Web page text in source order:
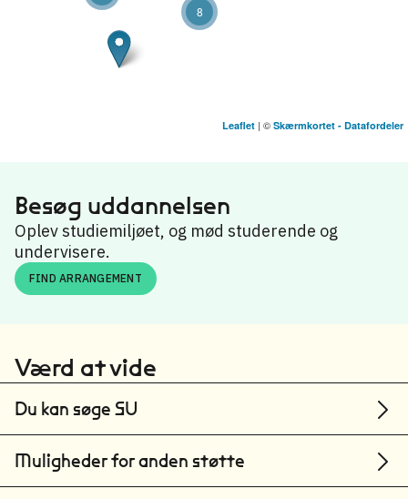
8
Leaflet | © Skærmkortet - Datafordeler
Erhvervsakademi København
København
Erhvervsakademi Dania
Norddjurs
Erhvervsakademi MidtVest
Herning
Erhvervsakademi Aarhus
Aarhus
Besøg uddannelsen
Oplev studiemiljøet, og mød studerende og
undervisere.
FIND ARRANGEMENT
Værd at vide
Du kan søge SU
Muligheder for anden støtte